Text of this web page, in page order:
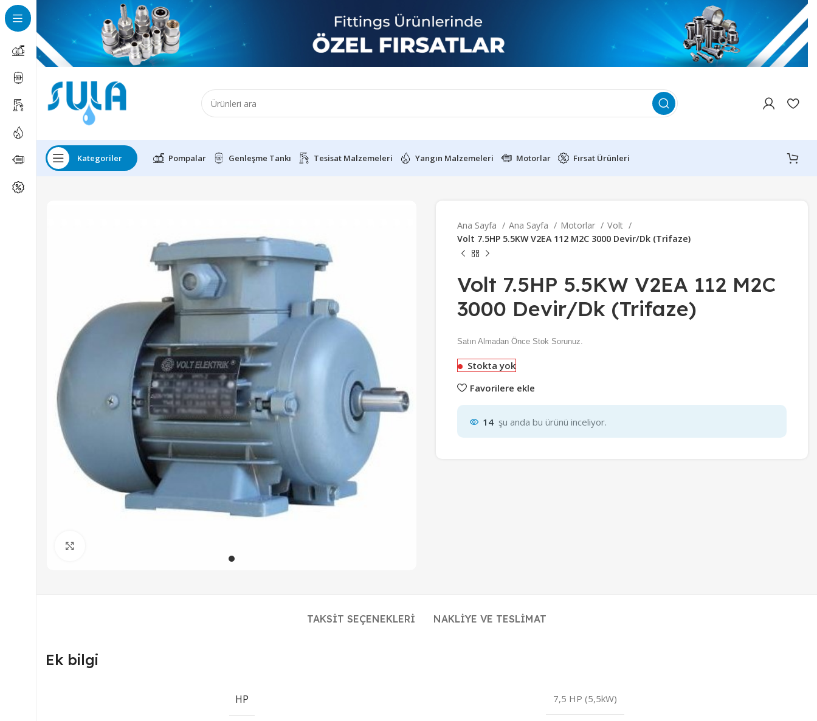
Kategoriler Pompalar Genleşme Tankı Tesisat Malzemeleri Yangın Malzemeleri Motorlar Fırsat Ürünleri
Ana Sayfa Ana Sayfa Motorlar
Volt
Volt 7.5HP 5.5KW V2EA 112 M2C 3000 Devir/Dk (Trifaze)
Volt 7.5HP 5.5KW V2EA 112 M2C
3000 Devir/Dk (Trifaze)
Satın Almadan Önce Stok Sorunuz.
Stokta yok
Favorilere ekle
14 şu anda bu ürünü inceliyor.
TAKSIT SEÇENEKLERI NAKLIYE VE TESLIMAT
Ek bilgi
HP 7,5 HP (5,5kW)